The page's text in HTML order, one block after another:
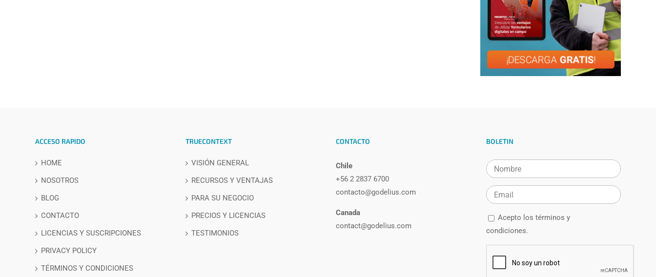
ACCESO RAPIDO
HOME
NOSOTROS
BLOG
CONTACTO
LICENCIAS Y SUSCRIPCIONES
PRIVACY POLICY
TÉRMINOS Y CONDICIONES
TRUECONTEXT
VISIÓN GENERAL
RECURSOS Y VENTAJAS
PARA SU NEGOCIO
PRECIOS Y LICENCIAS
TESTIMONIOS
CONTACTO
Chile
+56 2 2837 6700
contacto@godelius.com
Canada
contact@godelius.com
BOLETIN
Acepto los términos y
condiciones.